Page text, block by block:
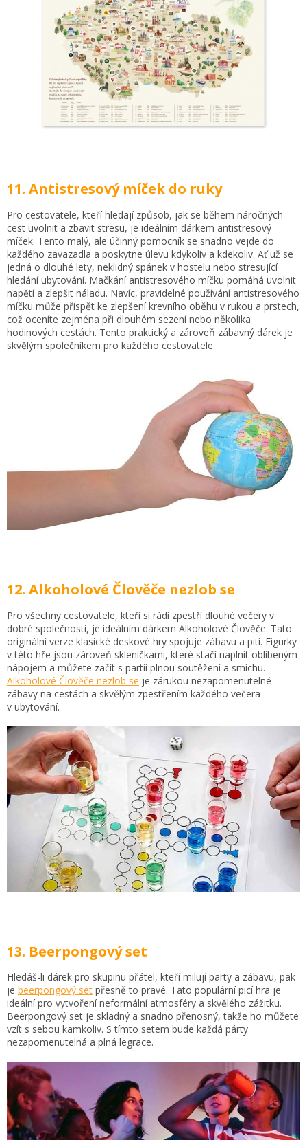
11. Antistresový míček do ruky
Pro cestovatele, kteří hledají způsob, jak se během náročných
cest uvolnit a zbavit stresu, je ideálním dárkem antistresový
míček. Tento malý, ale účinný pomocník se snadno vejde do
každého zavazadla a poskytne úlevu kdykoliv a kdekoliv. Ať už se
jedná o dlouhé lety, neklidný spánek v hostelu nebo stresující
hledání ubytování. Mačkání antistresového míčku pomáhá uvolnit
napětí a zlepšit náladu. Navíc, pravidelné používání antistresového
míčku může přispět ke zlepšení krevního oběhu v rukou a prstech,
což oceníte zejména při dlouhém sezení nebo několika
hodinových cestách. Tento praktický a zároveň zábavný dárek je
skvělým společníkem pro každého cestovatele.
12. Alkoholové Člověče nezlob se
Pro všechny cestovatele, kteří si rádi zpestří dlouhé večery v
dobré společnosti, je ideálním dárkem Alkoholové Člověče. Tato
originální verze klasické deskové hry spojuje zábavu a pití. Figurky
v této hře jsou zároveň skleničkami, které stačí naplnit oblíbeným
nápojem a můžete začít s partií plnou soutěžení a smíchu.
Alkoholové Člověče nezlob se je zárukou nezapomenutelné
zábavy na cestách a skvělým zpestřením každého večera
v ubytování.
13. Beerpongový set
Hledáš-li dárek pro skupinu přátel, kteří milují party a zábavu, pak
je beerpongový set přesně to pravé. Tato populární picí hra je
ideální pro vytvoření neformální atmosféry a skvělého zážitku.
Beerpongový set je skladný a snadno přenosný, takže ho můžete
vzít s sebou kamkoliv. S tímto setem bude každá párty
nezapomenutelná a plná legrace.